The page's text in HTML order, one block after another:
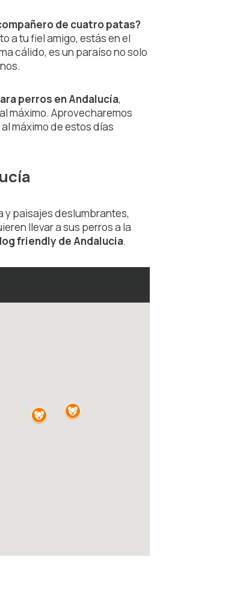
de cuatro patas?
a tu fiel amigo, estás en el
cálido, es un paraíso no solo
perros en Andalucía,
máximo. Aprovecharemos
máximo de estos días
y paisajes deslumbrantes,
llevar a sus perros a la
friendly de Andalucia.